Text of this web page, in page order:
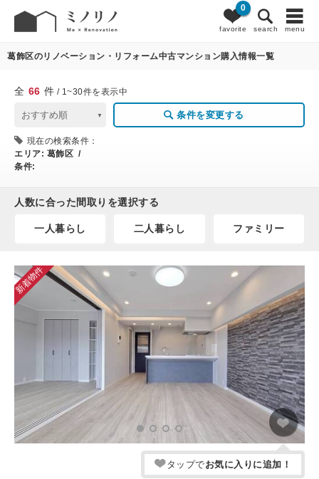
favorite
0
search menu
66 条件変更
葛飾区のリノベーション・リフォーム中古マンション購入情報一覧
全 66 件 / 1~30件を表示中
条件を変更する
現在の検索条件：
エリア: 葛飾区 /
条件:
人数に合った間取りを選択する
一人暮らし 二人暮らし ファミリー
新着物件
タップでお気に入りに追加！